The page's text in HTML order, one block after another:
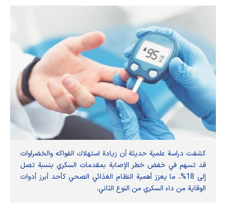
كشفت دراسة علمية حديثة أن زيادة استهلاك الفواكه والخضراوات
قد تسهم في خفض خطر الإصابة بمقدمات السكري بنسبة تصل
إلى 18%، ما يعزز أهمية النظام الغذائي الصحي كأحد أبرز أدوات
الوقاية من داء السكري من النوع الثاني.